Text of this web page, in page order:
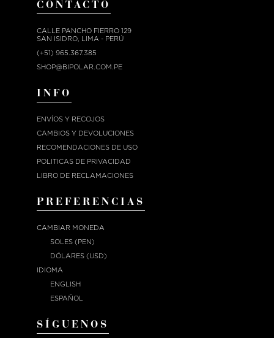
CONTACTO
CALLE PANCHO FIERRO 129
SAN ISIDRO, LIMA - PERÚ
(+51) 965.367.385
SHOP@BIPOLAR.COM.PE
INFO
ENVÍOS Y RECOJOS
CAMBIOS Y DEVOLUCIONES
RECOMENDACIONES DE USO
POLITICAS DE PRIVACIDAD
LIBRO DE RECLAMACIONES
PREFERENCIAS
CAMBIAR MONEDA
SOLES (PEN)
DÓLARES (USD)
IDIOMA
ENGLISH
ESPAÑOL
SÍGUENOS